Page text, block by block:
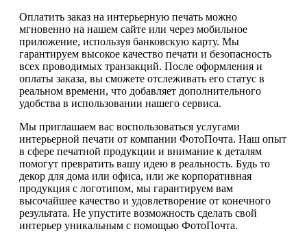
Оплатить заказ на интерьерную печать можно
мгновенно на нашем сайте или через мобильное
приложение, используя банковскую карту. Мы
гарантируем высокое качество печати и безопасность
всех проводимых транзакций. После оформления и
оплаты заказа, вы сможете отслеживать его статус в
реальном времени, что добавляет дополнительного
удобства в использовании нашего сервиса.
Мы приглашаем вас воспользоваться услугами
интерьерной печати от компании ФотоПочта. Наш опыт
в сфере печатной продукции и внимание к деталям
помогут превратить вашу идею в реальность. Будь то
декор для дома или офиса, или же корпоративная
продукция с логотипом, мы гарантируем вам
высочайшее качество и удовлетворение от конечного
результата. Не упустите возможность сделать свой
интерьер уникальным с помощью ФотоПочта.